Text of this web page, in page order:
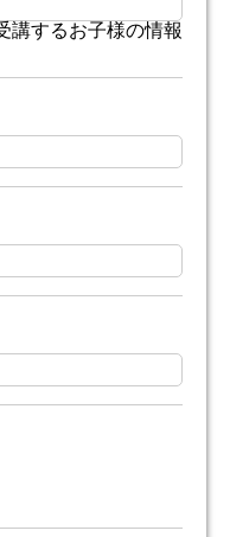
講するお子様の情報